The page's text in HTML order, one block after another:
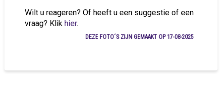
Wilt u reageren? Of heeft u een suggestie of een
vraag? Klik hier.
DEZE FOTO´S ZIJN GEMAAKT OP 17-08-2025